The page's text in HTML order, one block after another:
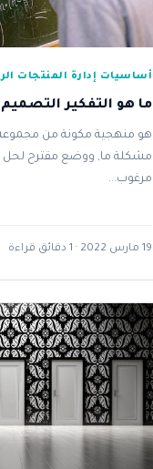
أساسيات إدارة المنتجات
ما هو التفكير التصميم Design thinking
هو منهجية مكونة من
مشكلة ما, ووضع مقترح لحل
مرغوب...
19 مارس 2022 · 1 دقائق قراءة